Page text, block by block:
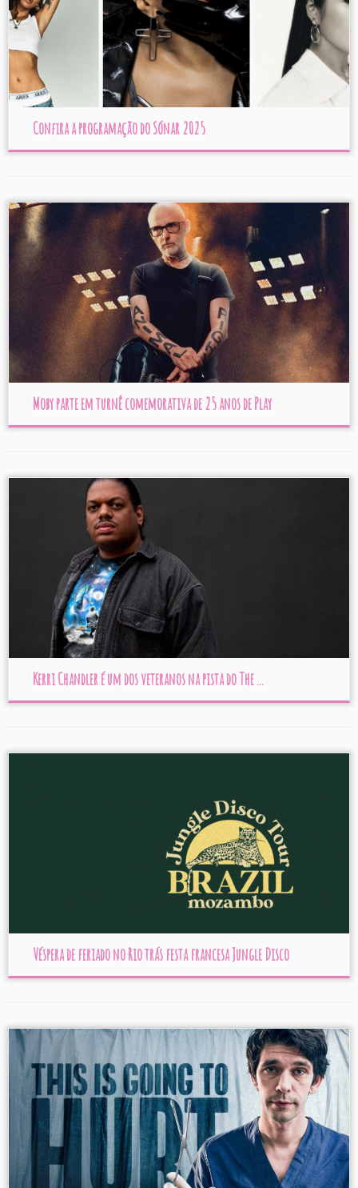
Confira a programação do Sónar 2025
Moby parte em turnê comemorativa de 25 anos de Play
Kerri Chandler é um dos veteranos na pista do The ...
Véspera de feriado no Rio trás festa francesa Jungle Disco